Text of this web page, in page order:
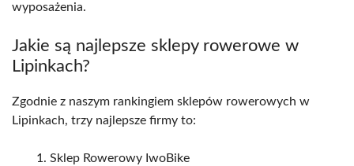
wyposażenia.
Jakie są najlepsze sklepy rowerowe w
Lipinkach?
Zgodnie z naszym rankingiem sklepów rowerowych w
Lipinkach, trzy najlepsze firmy to:
Sklep Rowerowy IwoBike